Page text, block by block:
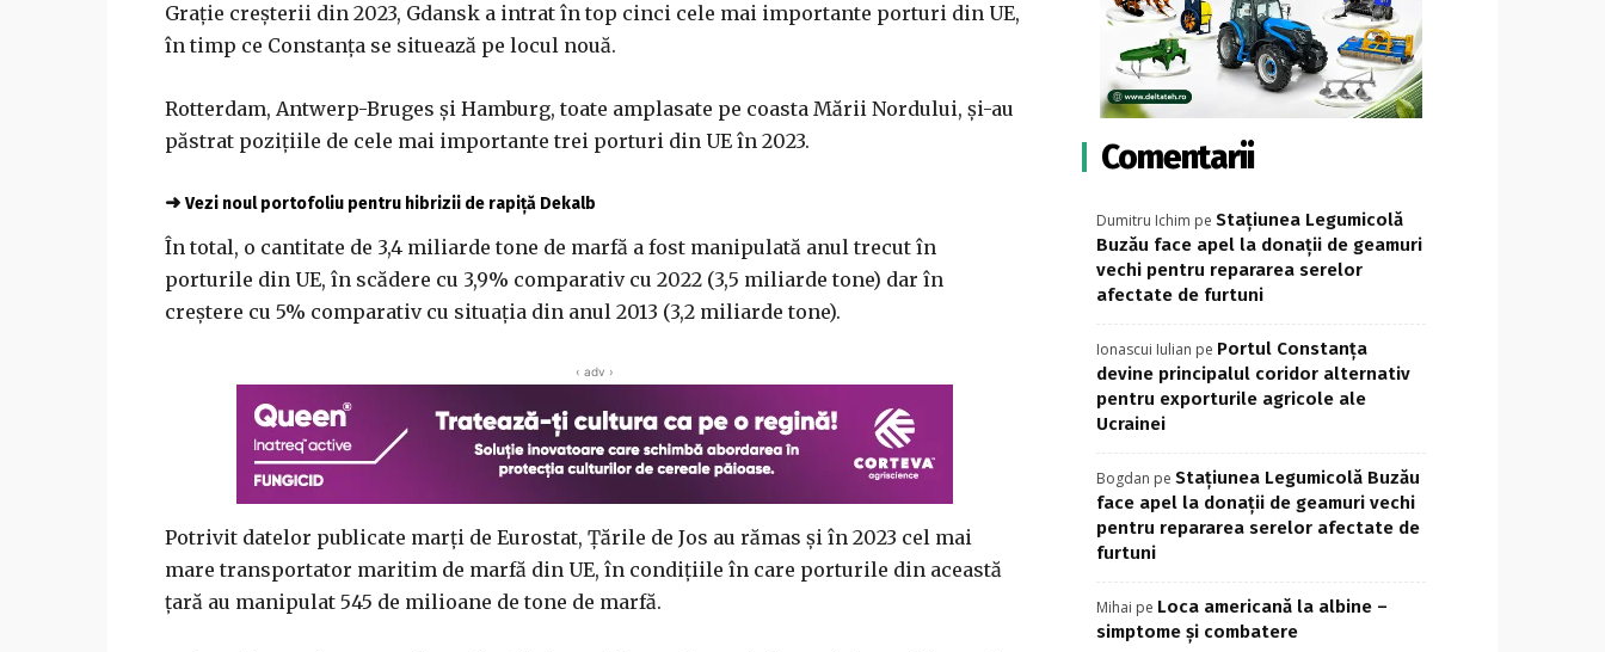
Graţie creşterii din 2023, Gdansk a intrat în top cinci cele mai importante porturi din UE,
în timp ce Constanţa se situează pe locul nouă.
Rotterdam, Antwerp-Bruges şi Hamburg, toate amplasate pe coasta Mării Nordului, şi-au
păstrat poziţiile de cele mai importante trei porturi din UE în 2023.
➜ Vezi noul portofoliu pentru hibrizii de rapiță Dekalb
În total, o cantitate de 3,4 miliarde tone de marfă a fost manipulată anul trecut în
porturile din UE, în scădere cu 3,9% comparativ cu 2022 (3,5 miliarde tone) dar în
creştere cu 5% comparativ cu situaţia din anul 2013 (3,2 miliarde tone).
‹ adv ›
Potrivit datelor publicate marţi de Eurostat, Ţările de Jos au rămas şi în 2023 cel mai
mare transportator maritim de marfă din UE, în condiţiile în care porturile din această
ţară au manipulat 545 de milioane de tone de marfă.
Comentarii
Dumitru Ichim pe Stațiunea Legumicolă
Buzău face apel la donații de geamuri
vechi pentru repararea serelor
afectate de furtuni
Ionascui Iulian pe Portul Constanța
devine principalul coridor alternativ
pentru exporturile agricole ale
Ucrainei
Bogdan pe Stațiunea Legumicolă Buzău
face apel la donații de geamuri vechi
pentru repararea serelor afectate de
furtuni
Mihai pe Loca americană la albine –
simptome și combatere